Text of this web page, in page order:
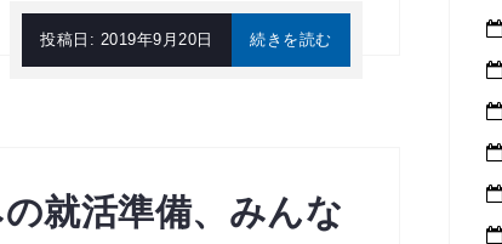
投稿日: 2019年9月20日 続きを読む
就活準備、みんな